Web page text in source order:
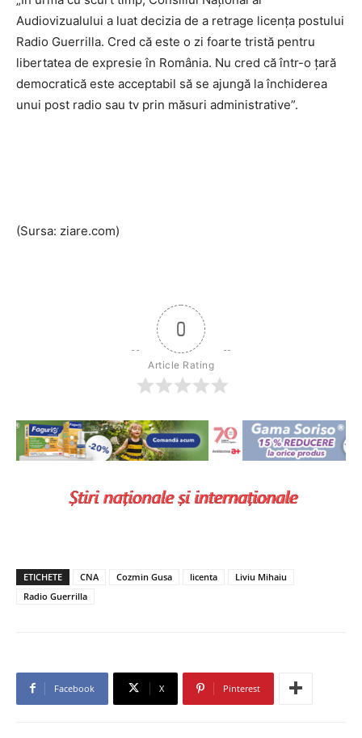
Audiovizualului a luat decizia de a retrage licenţa postului
Radio Guerrilla. Cred că este o zi foarte tristă pentru
libertatea de expresie în România. Nu cred că într-o ţară
democratică este acceptabil să se ajungă la închiderea
unui post radio sau tv prin măsuri administrative”.
(Sursa: ziare.com)
0
Article Rating
ETICHETE CNA Cozmin Gusa licenta
Liviu Mihaiu
Radio Guerrilla
Facebook X Pinterest